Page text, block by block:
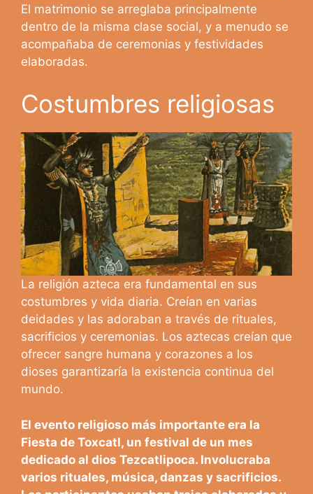
El matrimonio se arreglaba principalmente
dentro de la misma clase social, y a menudo se
acompañaba de ceremonias y festividades
elaboradas.
Costumbres religiosas
La religión azteca era fundamental en sus
costumbres y vida diaria. Creían en varias
deidades y las adoraban a través de rituales,
sacrificios y ceremonias. Los aztecas creían que
ofrecer sangre humana y corazones a los
dioses garantizaría la existencia continua del
mundo.
El evento religioso más importante era la
Fiesta de Toxcatl, un festival de un mes
dedicado al dios Tezcatlipoca. Involucraba
varios rituales, música, danzas y sacrificios.